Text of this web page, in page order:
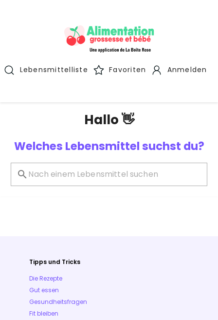
Lebensmittelliste Favoriten Anmelden
Hallo 👋
Welches Lebensmittel suchst du?
Tipps und Tricks
Die Rezepte
Gut essen
Gesundheitsfragen
Fit bleiben